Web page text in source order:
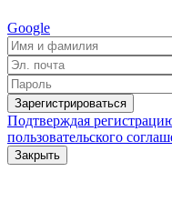
Google
Зарегистрироваться
Подтверждая
пользовательского
Закрыть